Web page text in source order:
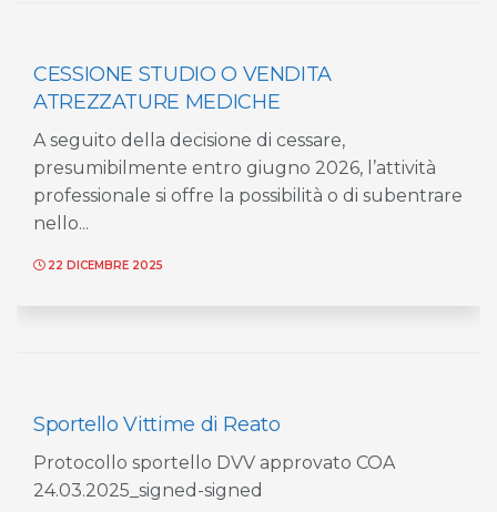
CESSIONE STUDIO O VENDITA
ATREZZATURE MEDICHE
A seguito della decisione di cessare,
presumibilmente entro giugno 2026, l’attività
professionale si offre la possibilità o di subentrare
nello...
22 DICEMBRE 2025
Sportello Vittime di Reato
Protocollo sportello DVV approvato COA
24.03.2025_signed-signed